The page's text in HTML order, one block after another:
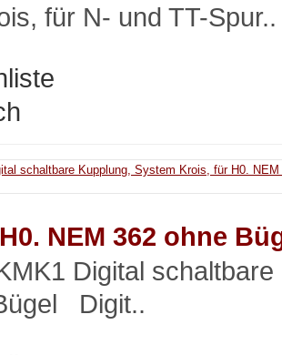
für N- und TT-Spur..
NEM 362 ohne
Digital
Digit..